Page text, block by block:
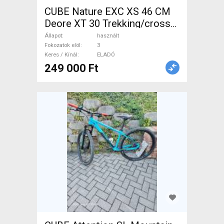
CUBE Nature EXC XS 46 CM
Deore XT 30 Trekking/cross
tárcsafék használt ELADÓ
Állapot
használt
Fokozatok elöl
3
Keres / Kínál
ELADÓ
249 000 Ft